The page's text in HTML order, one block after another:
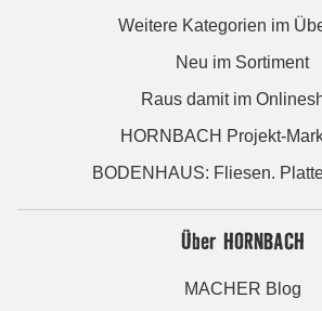
Weitere Kategorien im
Neu im Sortiment
Raus damit im
HORNBACH Projekt-
BODENHAUS: Fliesen.
Über HORNBACH
MACHER Blog